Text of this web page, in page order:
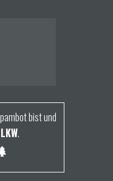
bist und
LKW.